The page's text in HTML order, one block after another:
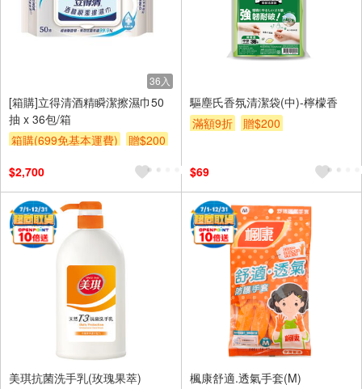
36入
[箱購]立得清酒精瞬潔擦濕巾50
抽 x 36包/箱
箱購(699免基本運費)
贈$200
$2,700
驅塵氏香氛清潔袋(中)-檸檬香
滿額9折
贈$200
$69
美琪抗菌洗手乳(玫瑰果萃)
楓康舒適.透氣手套(M)